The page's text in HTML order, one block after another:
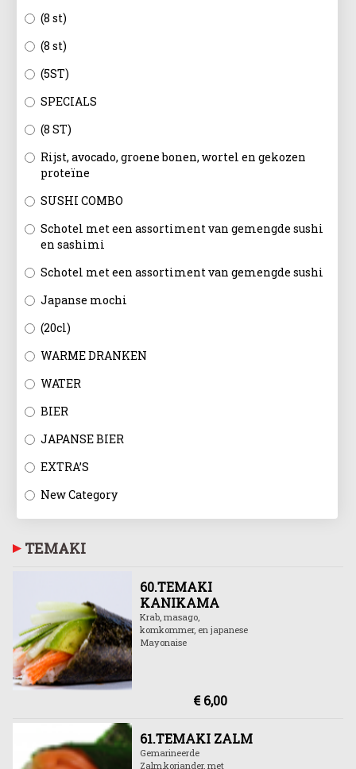
(8 st)
(8 st)
(5ST)
SPECIALS
(8 ST)
Rijst, avocado, groene bonen, wortel en gekozen
proteïne
SUSHI COMBO
Schotel met een assortiment van gemengde sushi
en sashimi
Schotel met een assortiment van gemengde sushi
Japanse mochi
(20cl)
WARME DRANKEN
WATER
BIER
JAPANSE BIER
EXTRA’S
New Category
TEMAKI
60.TEMAKI
KANIKAMA
Krab, masago,
komkommer, en japanese
Mayonaise
€ 6,00
61.TEMAKI ZALM
Gemarineerde
Zalm,koriander, met